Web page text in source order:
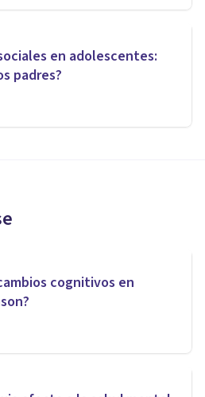
en adolescentes:
padres?
cognitivos en